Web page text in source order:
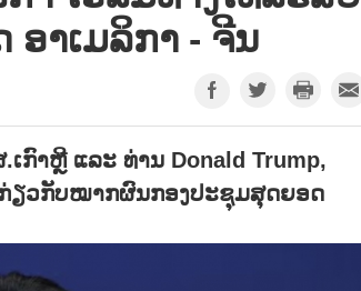
າເມລິກາ - ຈີນ
ກົາຫຼີ ແລະ ທ່ານ Donald Trump,
ກ່ຽວກັບໝາກຜົນກອງປະຊຸມສຸດຍອດ